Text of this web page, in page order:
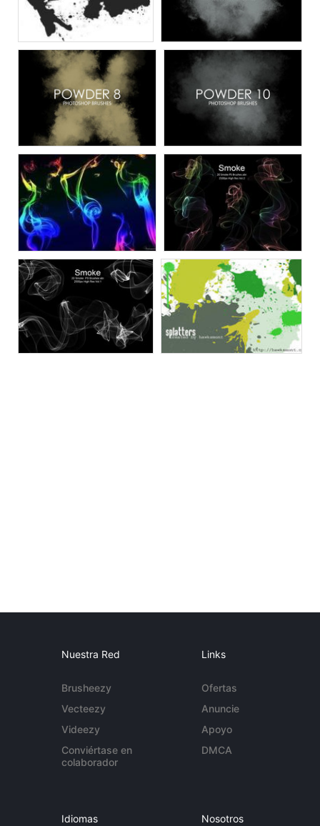
Nuestra Red
Brusheezy
Vecteezy
Videezy
Conviértase en
colaborador
Links
Ofertas
Anuncie
Apoyo
DMCA
Idiomas Nosotros